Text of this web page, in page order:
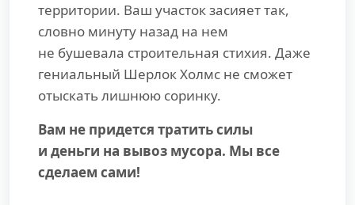
территории. Ваш участок засияет так,
словно минуту назад на нем
не бушевала строительная стихия. Даже
гениальный Шерлок Холмс не сможет
отыскать лишнюю соринку.
Вам не придется тратить силы
и деньги на вывоз мусора. Мы все
сделаем сами!